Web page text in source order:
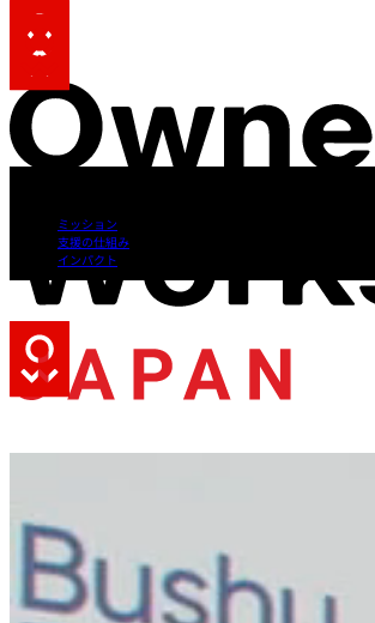
Skip to main content
ミッション
支援の仕組み
インパクト